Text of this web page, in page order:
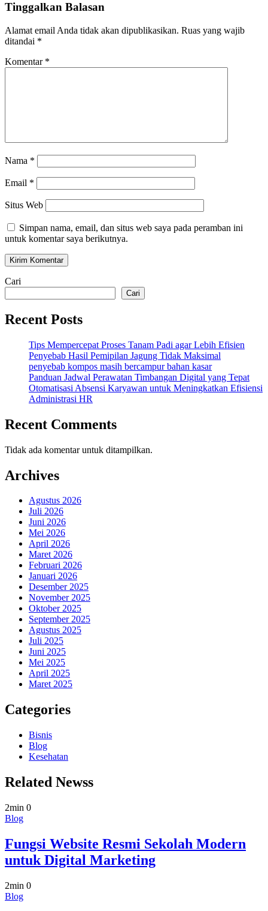
Tinggalkan Balasan
Alamat email Anda tidak akan dipublikasikan. Ruas yang wajib
ditandai *
Komentar *
Nama *
Email *
Situs Web
Simpan nama, email, dan situs web saya pada peramban ini
untuk komentar saya berikutnya.
Cari
Cari
Recent Posts
Tips Mempercepat Proses Tanam Padi agar Lebih Efisien
Penyebab Hasil Pemipilan Jagung Tidak Maksimal
penyebab kompos masih bercampur bahan kasar
Panduan Jadwal Perawatan Timbangan Digital yang Tepat
Otomatisasi Absensi Karyawan untuk Meningkatkan Efisiensi
Administrasi HR
Recent Comments
Tidak ada komentar untuk ditampilkan.
Archives
Agustus 2026
Juli 2026
Juni 2026
Mei 2026
April 2026
Maret 2026
Februari 2026
Januari 2026
Desember 2025
November 2025
Oktober 2025
September 2025
Agustus 2025
Juli 2025
Juni 2025
Mei 2025
April 2025
Maret 2025
Categories
Bisnis
Blog
Kesehatan
Related Newss
2min 0
Blog
Fungsi Website Resmi Sekolah Modern
untuk Digital Marketing
2min 0
Blog